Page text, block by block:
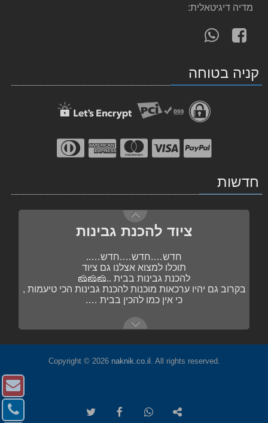
מדיה דיגיטאלית:
עקוב
אחרינו
facebook
WhatsAppקניה בטוחה
חדשות
בקרוב , תערובות מוכנות להכנת נקניקיות
הכי….הכי….טעימות …..
נעדכן בהמשך 🥓🥓🥓🥓
חדש….חדש….חדש…..
להכנת גבינות בבית ..🧀🧀🧀
בקרוב גם יהיו ערכאות מוכנות להכנת גבינות הכי טיעמות ,
כי אין כמו להכין בבית ….
תבלינים ותערובות
בקרוב , תערובות מוכנות להכנת נקניקיות
הכי….הכי….טעימות …..
נעדכן בהמשך 🥓🥓🥓🥓
ציוד להכנת גבינות
Copyright © 2026 naknik.co.il . All rights reserved.
שתף
העתק
-